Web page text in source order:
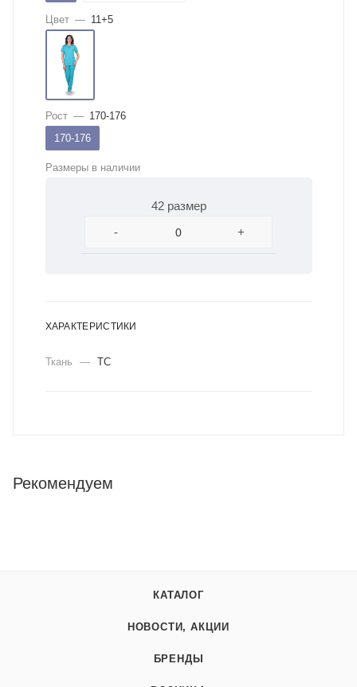
Цвет — 11+5
Рост — 170-176
170-176
Размеры в наличии
42 размер
-
+
ХАРАКТЕРИСТИКИ
Ткань — ТС
Рекомендуем
КАТАЛОГ
НОВОСТИ, АКЦИИ
БРЕНДЫ